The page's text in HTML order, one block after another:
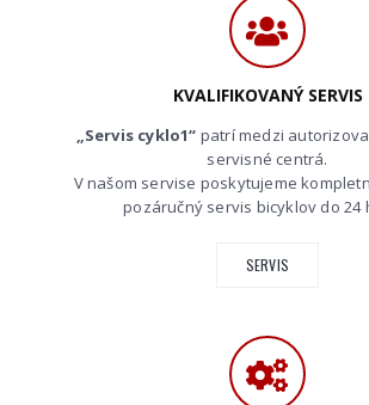
KVALIFIKOVANÝ SERVIS
„Servis cyklo1“ patrí medzi
servisné centrá.
V našom servise poskytujeme
pozáručný servis bicyklov do 24
SERVIS